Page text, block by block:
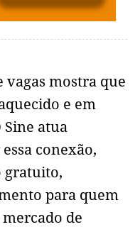
vagas mostra que
e em
Sine atua
conexão,
gratuito,
para quem
de